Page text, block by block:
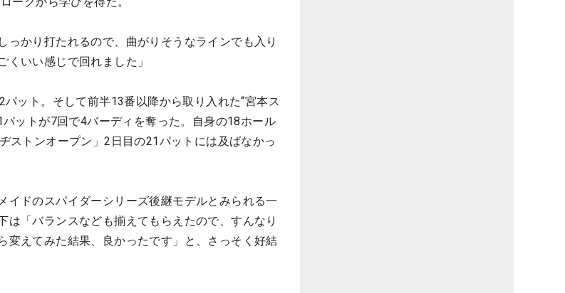
っかり打たれるので、曲がりそうなラインでも入り
くいい感じで回れました」
ット。そして前半13番以降から取り入れた“宮本ス
ットが7回で4バーディを奪った。自身の18ホール
ストンオープン」2日目の21パットには及ばなかっ
イドのスパイダーシリーズ後継モデルとみられる一
「バランスなども揃えてもらえたので、すんなり
変えてみた結果、良かったです」と、さっそく好結